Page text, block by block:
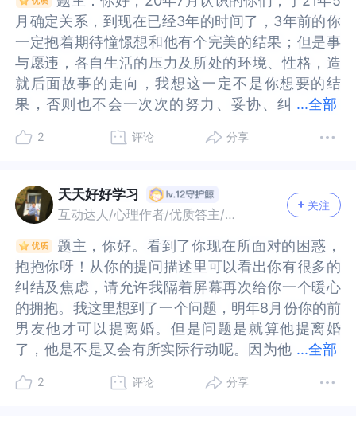
自己的未来。问问自己到底想要什么样的生活？是
继续在等待中煎熬，看着时间流逝而生活停滞不
前，即便他回来，曾经的矛盾与现实压力依旧存
在，你们是否有足够勇气与智慧去面对？还是选择
新的感情，放下过去的回忆与情感包袱，尽管这并
不容易，毕竟你对旧爱投入很多感情。但新的追求
者可能更懂与你相处，更能满足你的情感需求，接
不断关注他的一举一动，心情随他状态起伏，生活
被等待束缚；若选择新感情，你可以和新的人一起
探索未知世界，共同创造美好回忆，重新找回自信
与快乐，让生活充满阳光。无论你做出何种选择，
都要勇敢面对自己的内心。不要被过去的情感困
扰，也不要害怕未来的不确定性。相信自己的直觉
与判断，做出最适合自己的决定，因为只有你自己
才能真正决定自己的幸福。
问自己到底想要什么样的生活？是继续在等待中煎
熬，看着时间流逝而生活停滞不前，即便他回来，
曾经的矛盾与现实压力依旧存在，你们是否有足够
勇气与智慧去面对？还是选择新的感情，放下过去
的回忆与情感包袱，尽管这并不容易，毕竟你对旧
爱投入很多感情。但新的追求者可能更懂与你相
处，更能满足你的情感需求，接受新感情也意味着
一动，心情随他状态起伏，生活被等待束缚；若选
择新感情，你可以和新的人一起探索未知世界，共
同创造美好回忆，重新找回自信与快乐，让生活充
满阳光。无论你做出何种选择，都要勇敢面对自己
的内心。不要被过去的情感困扰，也不要害怕未来
的不确定性。相信自己的直觉与判断，做出最适合
自己的决定，因为只有你自己才能真正决定自己的
幸福。
儿等），他能做到，你内心还会有愧疚，因为你会
认为他是为了你才选择了离婚。谁又敢说，他不会
这样想呢。接受新恋情，刚开始可能有痛苦，但后
续会越来越好，就在你的一念之间。这些决定权都
在你自己手中。希望以上对你有所帮助，世界和我
爱着你。如想继续交流，可关注我的个人主页，“心
探服务”。
等），他能做到，你内心还会有愧疚，因为你会认
为他是为了你才选择了离婚。谁又敢说，他不会这
样想呢。接受新恋情，刚开始可能有痛苦，但后续
会越来越好，就在你的一念之间。这些决定权都在
你自己手中。希望以上对你有所帮助，世界和我爱
着你。如想继续交流，可关注我的个人主页，“心探
服务”。
有整体重要。所以维持良好的生活状态和工作状
态，可以帮助你缓冲分手的痛苦。其次，我们要学
着爱自己，爱自己永远大于爱你的恋人。因为爱自
己的人有良好的自我修复能力，我们可以善待自
己，讨好自己，对自己不好的事情就不会重复去
做。再有，我们要相信美丽的爱情不止一次，相信
自己是一只自由的鸟，无需迷恋一个鸟笼或者一个
要尊重自己的情感节奏。我们也可以寻求帮助，因
为这件事情既然困扰着你，那么想马上克服并不是
正面支持的亲友寻求倾诉，如果觉得有必要，也可
以找个咨询师或支持性团体，因为情绪一定要有一
个输出，缓解我们内心的沉重和阻塞。我们也要放
松心态，周末可以适当外出走走，去听稻香蛙鸣，
去闻鸟语花香，保持心情愉悦，同时丰富自己的内
在，通过阅读和运动等来充盈自己，因为生活是个
循环，你会为它打结，也会为它解开。推荐书《活
有整体重要。所以维持良好的生活状态和工作状
态，可以帮助你缓冲分手的痛苦。其次，我们要学
着爱自己，爱自己永远大于爱你的恋人。因为爱自
己的人有良好的自我修复能力，我们可以善待自
己，讨好自己，对自己不好的事情就不会重复去
做。再有，我们要相信美丽的爱情不止一次，相信
自己是一只自由的鸟，无需迷恋一个鸟笼或者一个
要尊重自己的情感节奏。我们也可以寻求帮助，因
为这件事情既然困扰着你，那么想马上克服并不是
正面支持的亲友寻求倾诉，如果觉得有必要，也可
以找个咨询师或支持性团体，因为情绪一定要有一
个输出，缓解我们内心的沉重和阻塞。我们也要放
松心态，周末可以适当外出走走，去听稻香蛙鸣，
去闻鸟语花香，保持心情愉悦，同时丰富自己的内
在，通过阅读和运动等来充盈自己，因为生活是个
循环，你会为它打结，也会为它解开。推荐书《活
而焦虑型依恋的你可能更渴望亲密、即时的回应，
这种差异使得双方在沟通、处理问题以及表达情感
上都存在障碍，也导致关系充满波折。（2）现实压
力的冲击：双方都面临现实生存压力，如你负债几
十万，他没有积蓄，这些外在的经济压力给原本就
不稳定的感情增加了负担，容易让彼此在相处中产
生焦虑和不安，甚至成为分手的导火索之一。（3）
过往经历与性格特点：他国外十年的经历以及开放
同，再加上他从小缺爱、没有安全感、口是心非和
不善表达，这些因素综合起来，让你们之间的相处
等待与放下的纠结心态（1）情感投入与不舍：多年
的相处以及曾经投入的大量情感，让你对这段关系
难以割舍。你能感受到他对你的爱，尽管这份爱表
达得隐晦又曲折，这种情感连接使得你内心深处希
望这段关系能够有转机，不舍得就此放手。（2）现
实阻碍与不确定性：然而现实情况却十分复杂且充
满阻碍，他已经结婚并有了新的孩子，即便你认为
型依恋的你可能更渴望亲密、即时的回应，这种差
异使得双方在沟通、处理问题以及表达情感上都存
在障碍，也导致关系充满波折。（2）现实压力的冲
击：双方都面临现实生存压力，如你负债几十万，
他没有积蓄，这些外在的经济压力给原本就不稳定
的感情增加了负担，容易让彼此在相处中产生焦虑
和不安，甚至成为分手的导火索之一。（3）过往经
历与性格特点：他国外十年的经历以及开放式关系
上他从小缺爱、没有安全感、口是心非和不善表
达，这些因素综合起来，让你们之间的相处变得极
放下的纠结心态（1）情感投入与不舍：多年的相处
以及曾经投入的大量情感，让你对这段关系难以割
舍。你能感受到他对你的爱，尽管这份爱表达得隐
晦又曲折，这种情感连接使得你内心深处希望这段
关系能够有转机，不舍得就此放手。（2）现实阻碍
与不确定性：然而现实情况却十分复杂且充满阻
碍，他已经结婚并有了新的孩子，即便你认为他可
...全部
月确定关系，到现在已经3年的时间了，3年前的你
一定抱着期待憧憬想和他有个完美的结果；但是事
与愿违，各自生活的压力及所处的环境、性格，造
就后面故事的走向，我想这一定不是你想要的结
果，否则也不会一次次的努力、妥协、纠
强，也是一个非常重情的人，否则也不会在对方一
想过一个真正成熟在乎你的人，怎么会因为赌气和
其他人在一起没多久就孕育新的生命，你甚至放
下，想要挽回，但是他的自尊也好或者其他因素也
好、拉黑、长时间不联系、不工作、又一次孕育新
的生命，这些一次次的伤害难道就没考虑你的感受
吗？当时的你是多么的卑微去求复合，去找他，去
找借口说服自己，一次次的失望没有击碎你，还在
幻想着能有一个机会，一个可能朋友，这样的ta不
知道这样努力优秀的你，你值得更好的，不要因为
年龄，不要因为那不切实际的期待放弃自己的选
择、要求，希望不要一直沉浸在过去，向前看，一
月确定关系，到现在已经3年的时间了，3年前的你
一定抱着期待憧憬想和他有个完美的结果；但是事
与愿违，各自生活的压力及所处的环境、性格，造
就后面故事的走向，我想这一定不是你想要的结
果，否则也不会一次次的努力、妥协、纠结，这样
个非常重情的人，否则也不会在对方一次次的错误
正成熟在乎你的人，怎么会因为赌气和其他人在一
起没多久就孕育新的生命，你甚至放下，想要挽
回，但是他的自尊也好或者其他因素也好、拉黑、
长时间不联系、不工作、又一次孕育新的生命，这
些一次次的伤害难道就没考虑你的感受吗？当时的
你是多么的卑微去求复合，去找他，去找借口说服
自己，一次次的失望没有击碎你，还在幻想着能有
一个机会，一个可能朋友，这样的ta不知道这样努
力优秀的你，你值得更好的，不要因为年龄，不要
因为那不切实际的期待放弃自己的选择、要求，希
望不要一直沉浸在过去，向前看，一定会遇到更好
2 评论 分享
天天好好学习
互动达人/心理作者/优质答主/故事达人
关注
...全部
题主，你好。看到了你现在所面对的困惑，
抱抱你呀！从你的提问描述里可以看出你有很多的
纠结及焦虑，请允许我隔着屏幕再次给你一个暖心
的拥抱。我这里想到了一个问题，明年8月份你的前
男友他才可以提离婚。但是问题是就算他提离婚
了，他是不是又会有所实际行动呢。因为他
子的女孩子离婚；但是他并不一定有所行动。如果
抱抱你呀！从你的提问描述里可以看出你有很多的
纠结及焦虑，请允许我隔着屏幕再次给你一个暖心
的拥抱。我这里想到了一个问题，明年8月份你的前
男友他才可以提离婚。但是问题是就算他提离婚
了，他是不是又会有所实际行动呢。因为他是回避
孩子离婚；但是他并不一定有所行动。如果是以上
2 评论 分享